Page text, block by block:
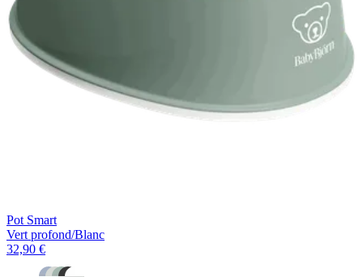
Pot Smart
Vert profond/Blanc
32,90 €